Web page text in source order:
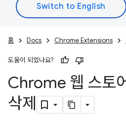
홈 Docs Chrome Extensions
도움이 되었나요?
Chrome 웹 스토
삭제